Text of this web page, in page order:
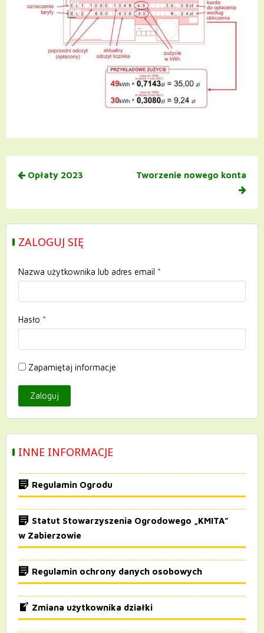
Nawigacja
Opłaty 2023 Tworzenie nowego konta
ZALOGUJ SIĘ
Nazwa użytkownika lub adres email *
Hasło *
Zapamiętaj informacje
INNE INFORMACJE
Regulamin Ogrodu
Statut Stowarzyszenia Ogrodowego „KMITA”
w Zabierzowie
Regulamin ochrony danych osobowych
Zmiana użytkownika działki